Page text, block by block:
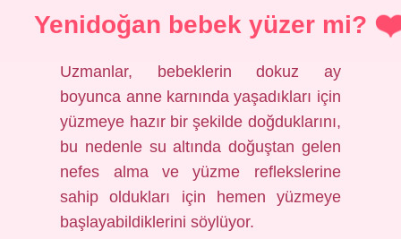
Yenidoğan bebek yüzer mi?
Uzmanlar, bebeklerin dokuz ay
boyunca anne karnında yaşadıkları için
yüzmeye hazır bir şekilde doğduklarını,
bu nedenle su altında doğuştan gelen
nefes alma ve yüzme reflekslerine
sahip oldukları için hemen yüzmeye
başlayabildiklerini söylüyor.